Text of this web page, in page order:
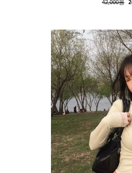
42,000원